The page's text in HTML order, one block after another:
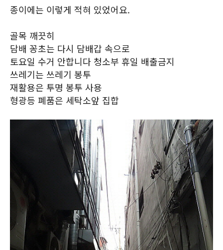
종이에는 이렇게 적혀 있었어요.
골목 깨끗히
담배 꽁초는 다시 담배갑 속으로
토요일 수거 안합니다 청소부 휴일 배출금지
쓰레기는 쓰레기 봉투
재활용은 투명 봉투 사용
형광등 폐품은 세탁소앞 집합